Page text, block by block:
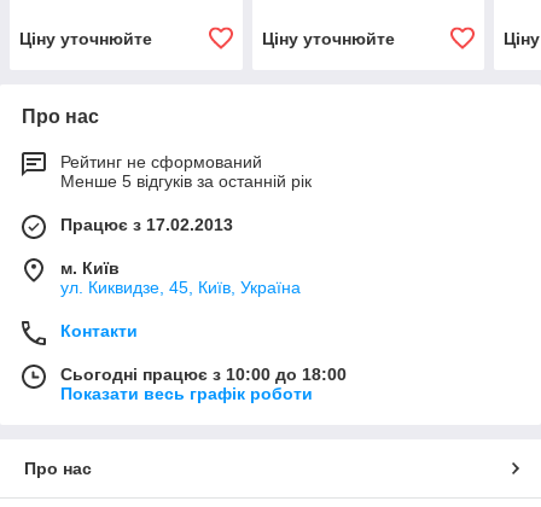
Ціну уточнюйте Ціну уточнюйте
Про нас
Рейтинг не сформований
Менше 5 відгуків за останній рік
Працює з 17.02.2013
м. Київ
ул. Киквидзе, 45, Київ, Україна
Контакти
Сьогодні працює з 10:00 до 18:00
Показати весь графік роботи
Про нас